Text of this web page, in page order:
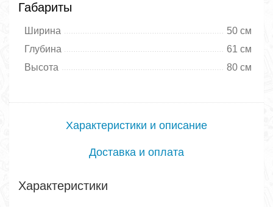
Габариты
Ширина
50 см
Глубина
61 см
Высота
80 см
Характеристики и описание
Доставка и оплата
Характеристики